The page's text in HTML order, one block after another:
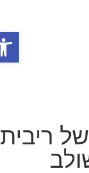
פתח
ריבית